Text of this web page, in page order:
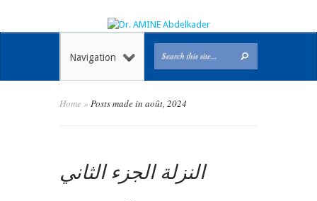
Navigation
Home » Posts made in août, 2024
النزلة الجزء الثاني